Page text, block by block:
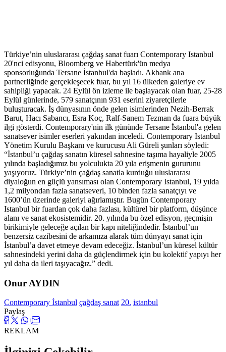
Türkiye’nin uluslararası çağdaş sanat fuarı Contemporary Istanbul
20'nci edisyonu, Bloomberg ve Habertürk'ün medya
sponsorluğunda Tersane İstanbul'da başladı. Akbank ana
partnerliğinde gerçekleşecek fuar, bu yıl 16 ülkeden galeriye ev
sahipliği yapacak. 24 Eylül ön izleme ile başlayacak olan fuar, 25-28
Eylül günlerinde, 579 sanatçının 931 eserini ziyaretçilerle
buluşturacak. İş dünyasının önde gelen isimlerinden Nezih-Berrak
Barut, Hacı Sabancı, Esra Koç, Ralf-Sanem Tezman da fuara büyük
ilgi gösterdi. Contemporary'nin ilk gününde Tersane İstanbul'a gelen
sanatsever isimler eserleri yakından inceledi. Contemporary Istanbul
Yönetim Kurulu Başkanı ve kurucusu Ali Güreli şunları söyledi:
“İstanbul’u çağdaş sanatın küresel sahnesine taşıma hayaliyle 2005
yılında başladığımız bu yolculukta 20 yıla erişmenin gururunu
yaşıyoruz. Türkiye’nin çağdaş sanatla kurduğu uluslararası
diyaloğun en güçlü yansıması olan Contemporary Istanbul, 19 yılda
1,2 milyondan fazla sanatseveri, 10 binden fazla sanatçıyı ve
1600’ün üzerinde galeriyi ağırlamıştır. Bugün Contemporary
Istanbul bir fuardan çok daha fazlası, kültürel bir platform, düşünce
alanı ve sanat ekosistemidir. 20. yılında bu özel edisyon, geçmişin
birikimiyle geleceğe açılan bir kapı niteliğindedir. İstanbul’un
benzersiz cazibesini de arkamıza alarak tüm dünyayı sanat için
İstanbul’a davet etmeye devam edeceğiz. İstanbul’un küresel kültür
sahnesindeki yerini daha da güçlendirmek için bu kolektif yapıyı her
yıl daha da ileri taşıyacağız.” dedi.
Onur AYDIN
Contemporary İstanbul çağdaş sanat 20. istanbul
Paylaş
REKLAM